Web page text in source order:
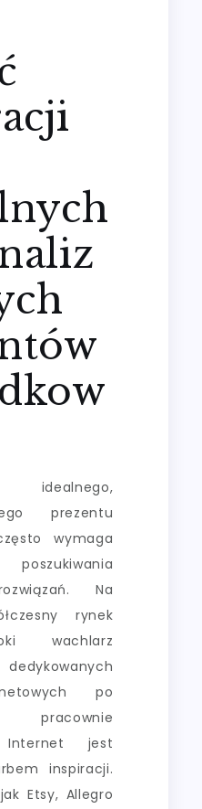
idealnego,
prezentu
wymaga
Na
rynek
wachlarz
po
Internet jest
inspiracji.
Etsy, Allegro